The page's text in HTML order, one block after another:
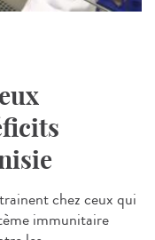
chez ceux qui
immunitaire